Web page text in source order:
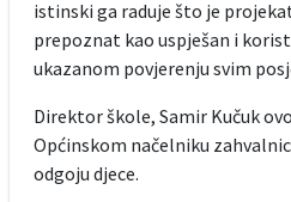
istinski ga raduje što je
prepoznat kao uspješan i
ukazanom povjerenju svim
Direktor škole, Samir Kučuk
Općinskom načelniku
odgoju djece.